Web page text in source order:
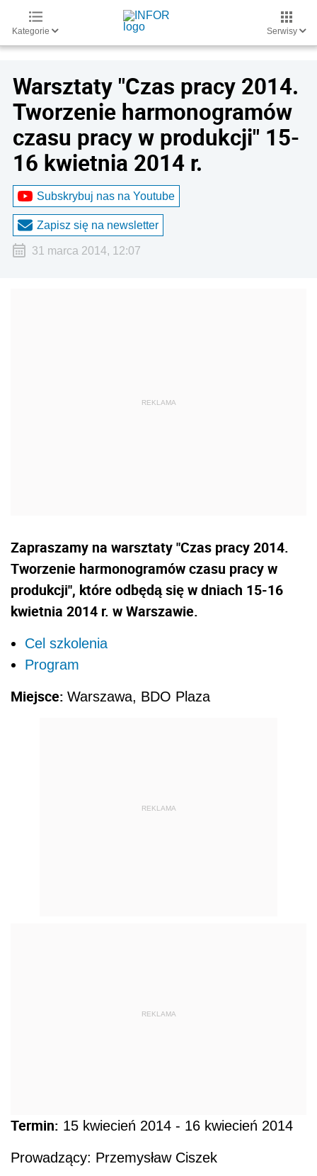
Kategorie Serwisy
Warsztaty "Czas pracy 2014.
Tworzenie harmonogramów
czasu pracy w produkcji" 15-
16 kwietnia 2014 r.
Subskrybuj nas na Youtube
Zapisz się na newsletter
31 marca 2014, 12:07
Zapraszamy na warsztaty "Czas pracy 2014.
Tworzenie harmonogramów czasu pracy w
produkcji", które odbędą się w dniach 15-16
kwietnia 2014 r. w Warszawie.
Cel szkolenia
Program
Miejsce: Warszawa, BDO Plaza
REKLAMA
REKLAMA
Termin: 15 kwiecień 2014 - 16 kwiecień 2014
Prowadzący: Przemysław Ciszek